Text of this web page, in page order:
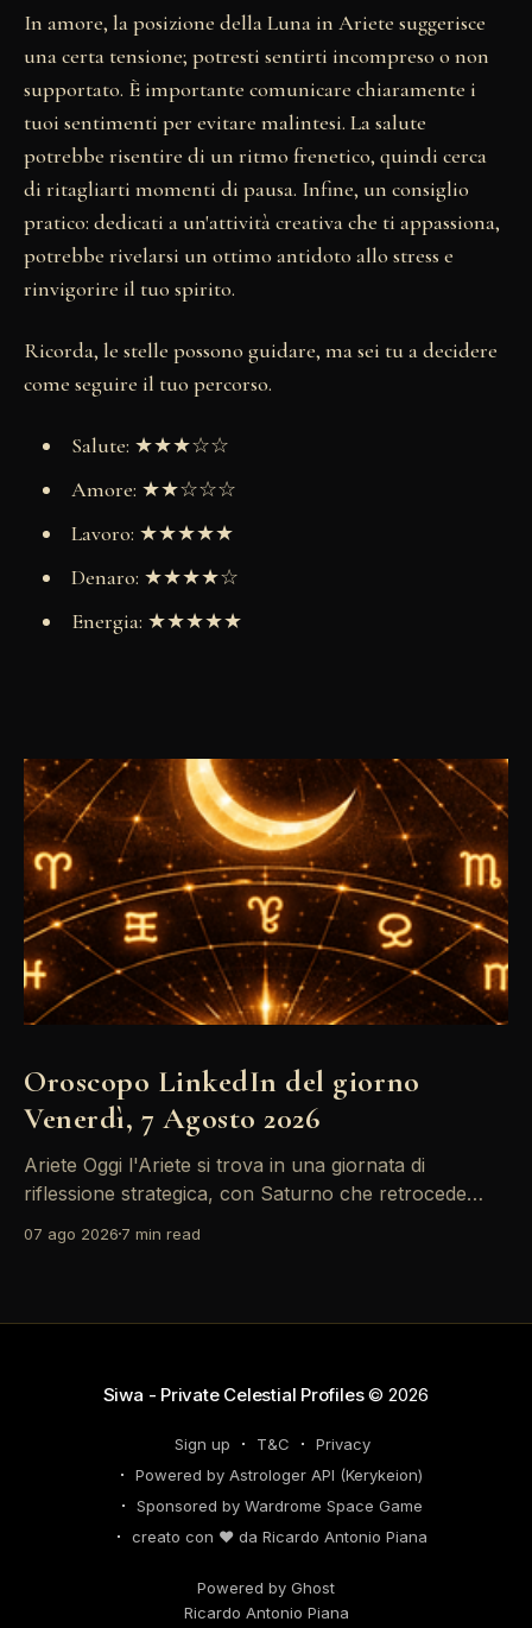
In amore, la posizione della Luna in Ariete suggerisce
una certa tensione; potresti sentirti incompreso o non
supportato. È importante comunicare chiaramente i
tuoi sentimenti per evitare malintesi. La salute
potrebbe risentire di un ritmo frenetico, quindi cerca
di ritagliarti momenti di pausa. Infine, un consiglio
pratico: dedicati a un'attività creativa che ti appassiona,
potrebbe rivelarsi un ottimo antidoto allo stress e
rinvigorire il tuo spirito.
Ricorda, le stelle possono guidare, ma sei tu a decidere
come seguire il tuo percorso.
Salute: ★★★☆☆
Amore: ★★☆☆☆
Lavoro: ★★★★★
Denaro: ★★★★☆
Energia: ★★★★★
Oroscopo LinkedIn del giorno
Venerdì, 7 Agosto 2026
Ariete Oggi l'Ariete si trova in una giornata di
riflessione strategica, con Saturno che retrocede
riconsiderare il tuo personal brand e l'engagement
07 ago 2026 7 min read
Siwa - Private Celestial Profiles© 2026
Sign up T&C
Privacy
Powered by Astrologer API (Kerykeion)
Sponsored by Wardrome Space Game
creato con ❤️ da Ricardo Antonio Piana
Powered by Ghost
Ricardo Antonio Piana